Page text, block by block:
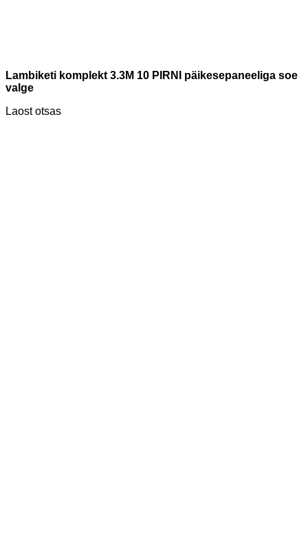
Lambiketi komplekt 3.3M 10 PIRNI päikesepaneeliga soe
valge
Laost otsas